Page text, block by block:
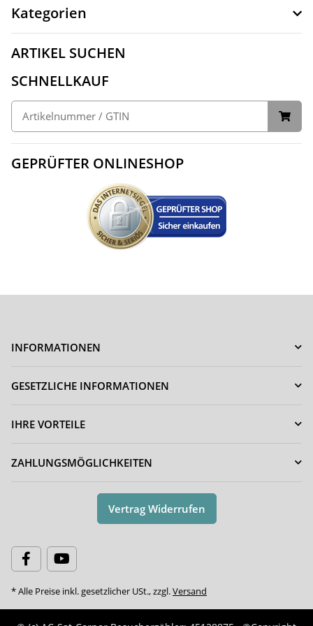
Kategorien
ARTIKEL SUCHEN
SCHNELLKAUF
GEPRÜFTER ONLINESHOP
INFORMATIONEN
GESETZLICHE INFORMATIONEN
IHRE VORTEILE
ZAHLUNGSMÖGLICHKEITEN
Vertrag Widerrufen
* Alle Preise inkl. gesetzlicher USt., zzgl.Versand